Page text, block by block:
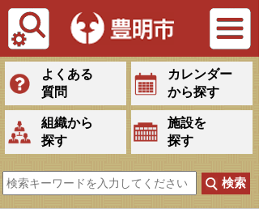
Tiếng Việt
よくある
質問
カレンダー
から探す
組織から
探す
施設を
探す